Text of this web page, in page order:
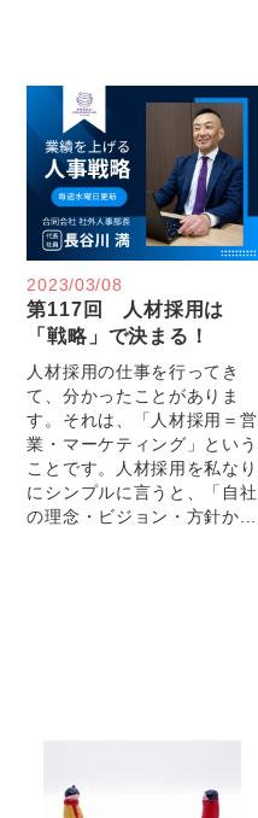
2023/03/08
第117回 人材採用は
「戦略」で決まる！
人材採用の仕事を行ってき
て、分かったことがありま
す。それは、「人材採用＝営
業・マーケティング」という
ことです。人材採用を私なり
にシンプルに言うと、「自社
の理念・ビジョン・方針か...